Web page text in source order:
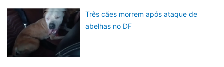
Três cães morrem após ataque de
abelhas no DF